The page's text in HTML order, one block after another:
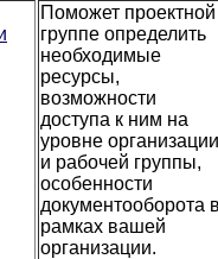
Поможет проектной
группе определить
необходимые
ресурсы,
возможности
доступа к ним на
уровне организации
и рабочей группы,
особенности
документооборота
рамках вашей
организации.